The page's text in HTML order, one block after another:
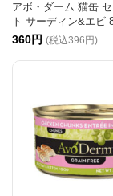
アボ・ダーム 猫缶
ト サーディン&エビ
360円 (税込396円)